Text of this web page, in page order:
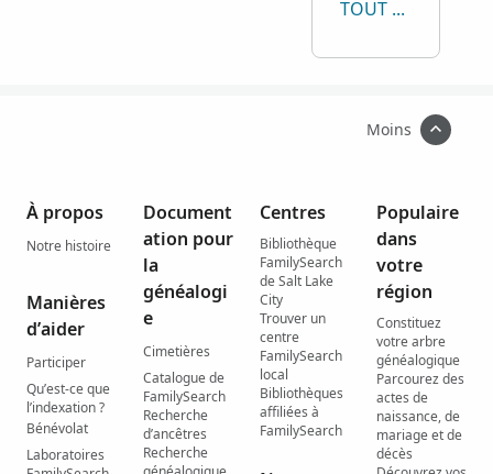
TOUT AFFICHER
Moins
À propos
Notre histoire
Manières
d’aider
Participer
Qu’est-ce que
l’indexation ?
Bénévolat
Laboratoires
Document
ation pour
la
généalogi
e
Cimetières
Catalogue de
FamilySearch
Recherche
d’ancêtres
Recherche
Centres
Bibliothèque
FamilySearch
de Salt Lake
City
Trouver un
centre
FamilySearch
local
Bibliothèques
affiliées à
FamilySearch
Populaire
dans
votre
région
Constituez
votre arbre
généalogique
Parcourez des
actes de
naissance, de
mariage et de
décès